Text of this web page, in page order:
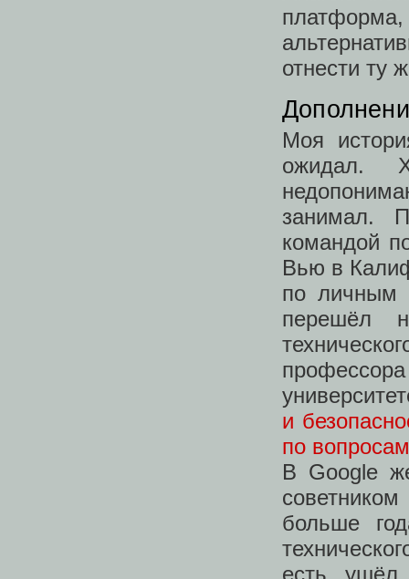
отнести ту
Моя
ожидал.
занимал.
командой
Вью в
по личным
перешёл
и
по
В Google
больше